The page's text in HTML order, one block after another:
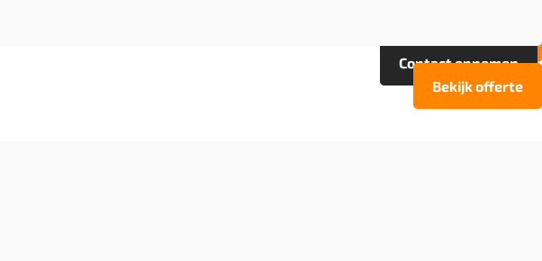
Contact opnemen
Bekijk offerte